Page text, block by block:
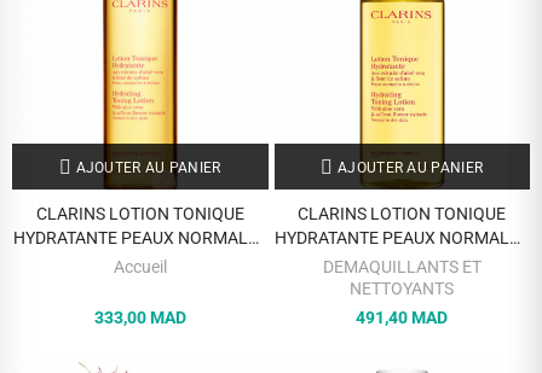
AJOUTER AU PANIER
CLARINS LOTION TONIQUE
HYDRATANTE PEAUX NORMALES
200 ML
Accueil
333,00 MAD
AJOUTER AU PANIER
CLARINS LOTION TONIQUE
HYDRATANTE PEAUX NORMALES
400 ML
DEMAQUILLANTS ET
NETTOYANTS
491,40 MAD